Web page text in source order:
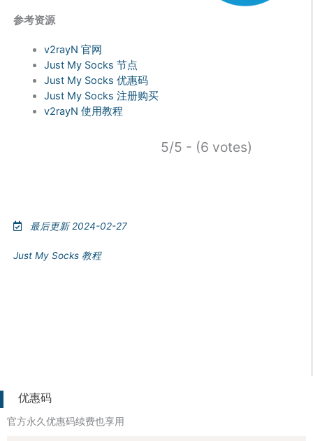
参考资源
v2rayN 官网
Just My Socks 节点
Just My Socks 优惠码
Just My Socks 注册购买
v2rayN 使用教程
5/5 - (6 votes)
最后更新 2024-02-27
Just My Socks 教程
优惠码
官方永久优惠码续费也享用